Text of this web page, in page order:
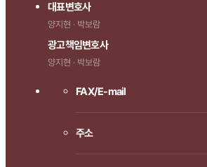
대표변호사
양지현 · 박보람
광고책임변호사
양지현 · 박보람
FAX/E-mail
주소